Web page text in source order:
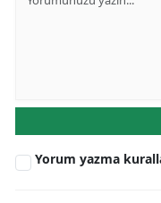
Yorum yazma